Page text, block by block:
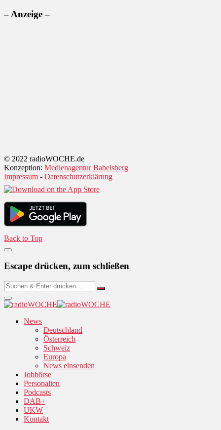
– Anzeige –
© 2022 radioWOCHE.de
Konzeption: Medienagentur Babelsberg
Impressum - Datenschutzerklärung
Back to Top
Escape drücken, zum schließen
News
Deutschland
Österreich
Schweiz
Europa
News einsenden
Jobbörse
Personalien
Podcasts
DAB+
UKW
Kontakt